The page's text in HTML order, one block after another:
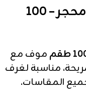
ملايات قطن كود 77 موف محجر – 100
موف مع
مناسبة لغرف
المقاسات.